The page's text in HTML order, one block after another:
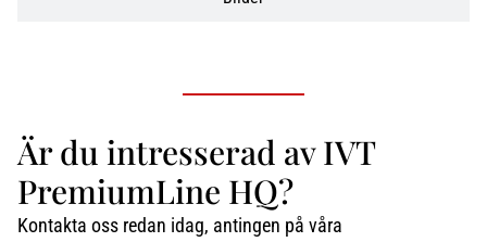
Är du intresserad av IVT
PremiumLine HQ?
Kontakta oss redan idag, antingen på våra